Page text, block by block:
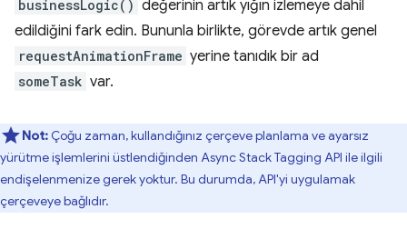
businessLogic() değerinin artık yığın izlemeye dahil
edildiğini fark edin. Bununla birlikte, görevde artık genel
requestAnimationFrame yerine tanıdık bir ad
someTask var.
Not: Çoğu zaman, kullandığınız çerçeve planlama ve ayarsız
yürütme işlemlerini üstlendiğinden Async Stack Tagging API ile ilgili
endişelenmenize gerek yoktur. Bu durumda, API'yi uygulamak
çerçeveye bağlıdır.